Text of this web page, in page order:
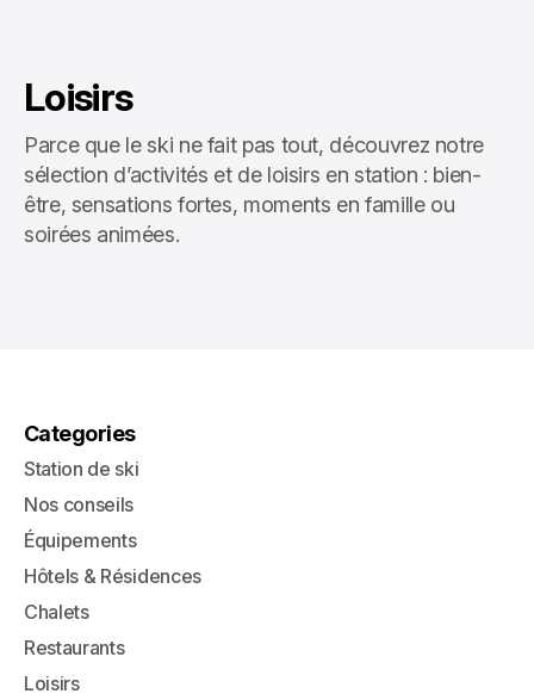
Loisirs
Parce que le ski ne fait pas tout, découvrez notre
sélection d’activités et de loisirs en station : bien-
être, sensations fortes, moments en famille ou
soirées animées.
Categories
Station de ski
Nos conseils
Équipements
Hôtels & Résidences
Chalets
Restaurants
Loisirs